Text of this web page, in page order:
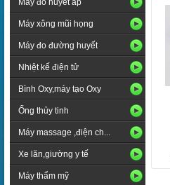
Máy đo huyết áp
Máy xông mũi họng
Máy đo đường huyết
Nhiệt kế điện tử
Bình Oxy,máy tạo Oxy
Ống thủy tinh
Máy massage ,điện ch...
Xe lăn,giường y tế
Máy thẩm mỹ